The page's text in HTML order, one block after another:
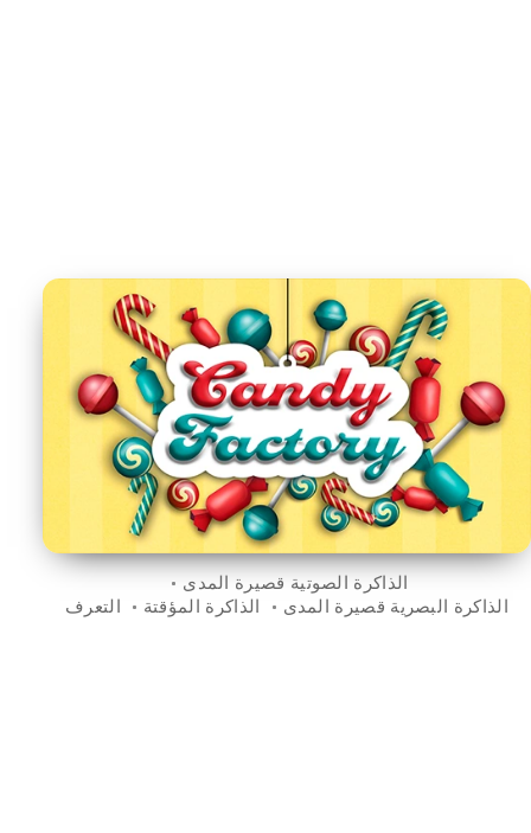
الذاكرة الصوتية قصيرة المدى
الذاكرة البصرية قصيرة المدى
الذاكرة المؤقتة التعرف